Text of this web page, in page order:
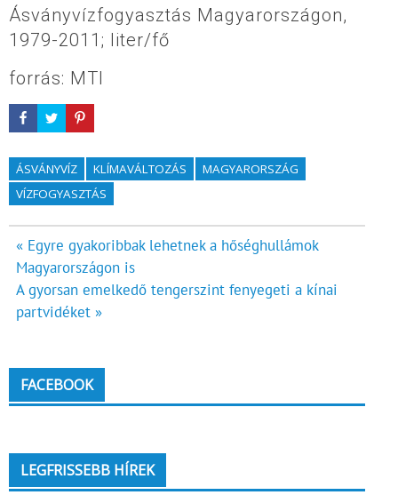
Ásványvízfogyasztás Magyarországon,
1979-2011; liter/fő
forrás: MTI
ÁSVÁNYVÍZ KLÍMAVÁLTOZÁS
MAGYARORSZÁG
VÍZFOGYASZTÁS
Bejegyzés
navigáció
« Egyre gyakoribbak lehetnek a hőséghullámok
Magyarországon is
A gyorsan emelkedő tengerszint fenyegeti a kínai
partvidéket »
FACEBOOK
LEGFRISSEBB HÍREK